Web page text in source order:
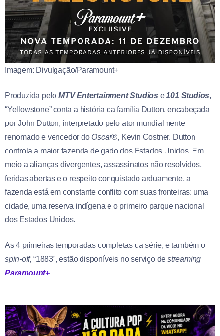
Imagem: Divulgação/Paramount+
Produzida pelo MTV Entertainment Studios e101 Studios,
“Yellowstone” conta a história da família Dutton, encabeçada
por John Dutton, interpretado pelo ator mundialmente
renomado e vencedor do Oscar®, Kevin Costner. Dutton
controla a maior fazenda de gado dos Estados Unidos. Em
meio a alianças divergentes, assassinatos não resolvidos,
feridas abertas e o respeito conquistado arduamente, a
fazenda está em constante conflito com suas fronteiras: uma
cidade, uma reserva indígena e o primeiro parque nacional
dos Estados Unidos.
As 4 primeiras temporadas completas da série, e também o
spin-off, “1883”, estão disponíveis no serviço destreaming
Paramount+.